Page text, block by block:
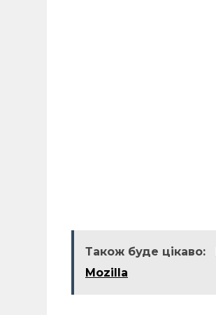
Також буде цікаво:
Mozilla